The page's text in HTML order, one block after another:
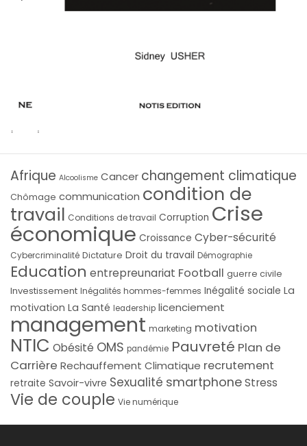
Afrique Alcoolisme Cancer changement climatique
Chômage communication condition de
travail Conditions de travail Corruption Crise
économique Croissance Cyber-sécurité
Cybercriminalité Dictature Droit du travail Démographie
Education entrepreunariat Football guerre civile
Investissement Inégalités hommes-femmes Inégalité sociale La
motivation La Santé leadership licenciement
management marketing motivation
NTIC Obésité OMS pandémie Pauvreté Plan de
Carrière Rechauffement Climatique recrutement
retraite Savoir-vivre Sexualité smartphoneStress
Vie de couple Vie numérique